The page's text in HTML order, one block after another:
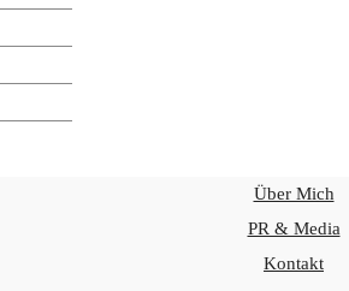
Über Mich
PR & Media
Kontakt